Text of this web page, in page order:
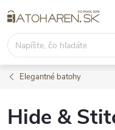
na
obsah
Elegantné batohy
Hide &